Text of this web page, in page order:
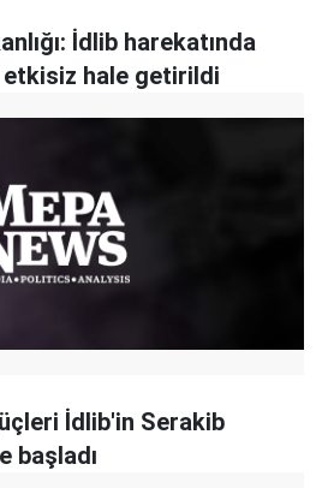
İdlib harekatında
hale getirildi
İdlib'in Serakib
başladı